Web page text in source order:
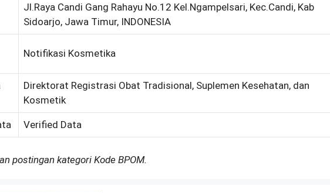
Jl.Raya Candi Gang Rahayu No.12 Kel.Ngampelsari, Kec.Candi, Kab
Sidoarjo, Jawa Timur, INDONESIA
Notifikasi Kosmetika
Direktorat Registrasi Obat Tradisional, Suplemen Kesehatan, dan
Kosmetik
Verified Data
postingan kategori Kode BPOM.